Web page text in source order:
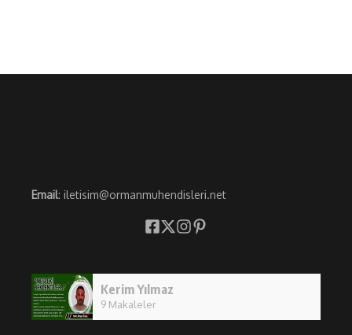
Email: iletisim@ormanmuhendisleri.net
Kerim Yılmaz
9 Makaleler